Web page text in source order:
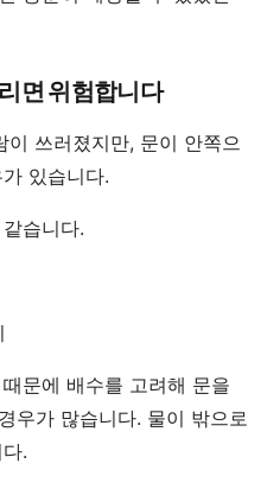
면 위험합니다
쓰러졌지만, 문이 안쪽으
있습니다.
습니다.
문에 배수를 고려해 문을
우가 많습니다. 물이 밖으로
.